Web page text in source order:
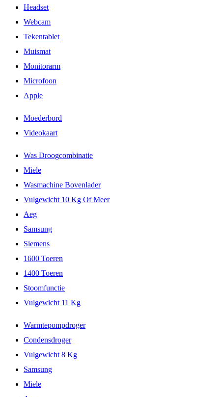
Headset
Webcam
Tekentablet
Muismat
Monitorarm
Microfoon
Apple
Moederbord
Videokaart
Was Droogcombinatie
Miele
Wasmachine Bovenlader
Vulgewicht 10 Kg Of Meer
Aeg
Samsung
Siemens
1600 Toeren
1400 Toeren
Stoomfunctie
Vulgewicht 11 Kg
Warmtepompdroger
Condensdroger
Vulgewicht 8 Kg
Samsung
Miele